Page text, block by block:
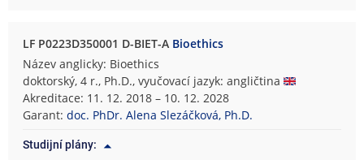
LF P0223D350001 D-BIET-A Bioethics
Název anglicky: Bioethics
doktorský, 4 r., Ph.D., vyučovací jazyk: angličtina
Akreditace: 11. 12. 2018 – 10. 12. 2028
Garant:doc. PhDr. Alena Slezáčková, Ph.D.
Studijní plány: